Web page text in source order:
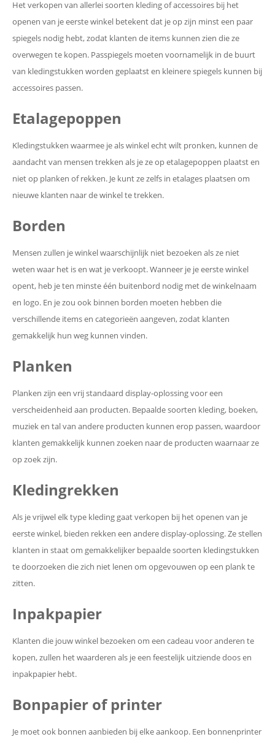
Het verkopen van allerlei soorten kleding of accessoires bij het
openen van je eerste winkel betekent dat je op zijn minst een paar
spiegels nodig hebt, zodat klanten de items kunnen zien die ze
overwegen te kopen. Passpiegels moeten voornamelijk in de buurt
van kledingstukken worden geplaatst en kleinere spiegels kunnen bij
accessoires passen.
Etalagepoppen
Kledingstukken waarmee je als winkel echt wilt pronken, kunnen de
aandacht van mensen trekken als je ze op etalagepoppen plaatst en
niet op planken of rekken. Je kunt ze zelfs in etalages plaatsen om
nieuwe klanten naar de winkel te trekken.
Borden
Mensen zullen je winkel waarschijnlijk niet bezoeken als ze niet
weten waar het is en wat je verkoopt. Wanneer je je eerste winkel
opent, heb je ten minste één buitenbord nodig met de winkelnaam
en logo. En je zou ook binnen borden moeten hebben die
verschillende items en categorieën aangeven, zodat klanten
gemakkelijk hun weg kunnen vinden.
Planken
Planken zijn een vrij standaard display-oplossing voor een
verscheidenheid aan producten. Bepaalde soorten kleding, boeken,
muziek en tal van andere producten kunnen erop passen, waardoor
klanten gemakkelijk kunnen zoeken naar de producten waarnaar ze
op zoek zijn.
Kledingrekken
Als je vrijwel elk type kleding gaat verkopen bij het openen van je
eerste winkel, bieden rekken een andere display-oplossing. Ze stellen
klanten in staat om gemakkelijker bepaalde soorten kledingstukken
te doorzoeken die zich niet lenen om opgevouwen op een plank te
zitten.
Inpakpapier
Klanten die jouw winkel bezoeken om een cadeau voor anderen te
kopen, zullen het waarderen als je een feestelijk uitziende doos en
inpakpapier hebt.
Bonpapier of printer
Je moet ook bonnen aanbieden bij elke aankoop. Een bonnenprinter